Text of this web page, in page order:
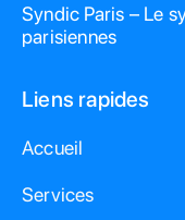
Syndic Paris – Le
parisiennes
Liens rapides
Accueil
Services